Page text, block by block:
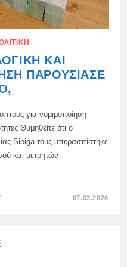
ΚΑΙ
ΠΑΡΟΥΣΊΑΣΕ
για νομιμοποίηση
Θυμηθείτε ότι ο
Sibiga τους υπερασπίστηκε
και μετρητών
ΔΙΟΊΚΗΣΗ
07.03.2026